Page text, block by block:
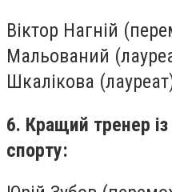
Віктор Нагній
Мальований
Шкалікова
6. Кращий тренер
спорту: